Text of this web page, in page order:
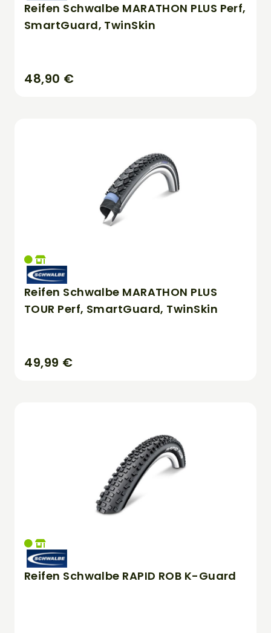
Reifen Schwalbe MARATHON PLUS Perf,
SmartGuard, TwinSkin
48,90 €
Reifen Schwalbe MARATHON PLUS
TOUR Perf, SmartGuard, TwinSkin
49,99 €
Reifen Schwalbe RAPID ROB K-Guard